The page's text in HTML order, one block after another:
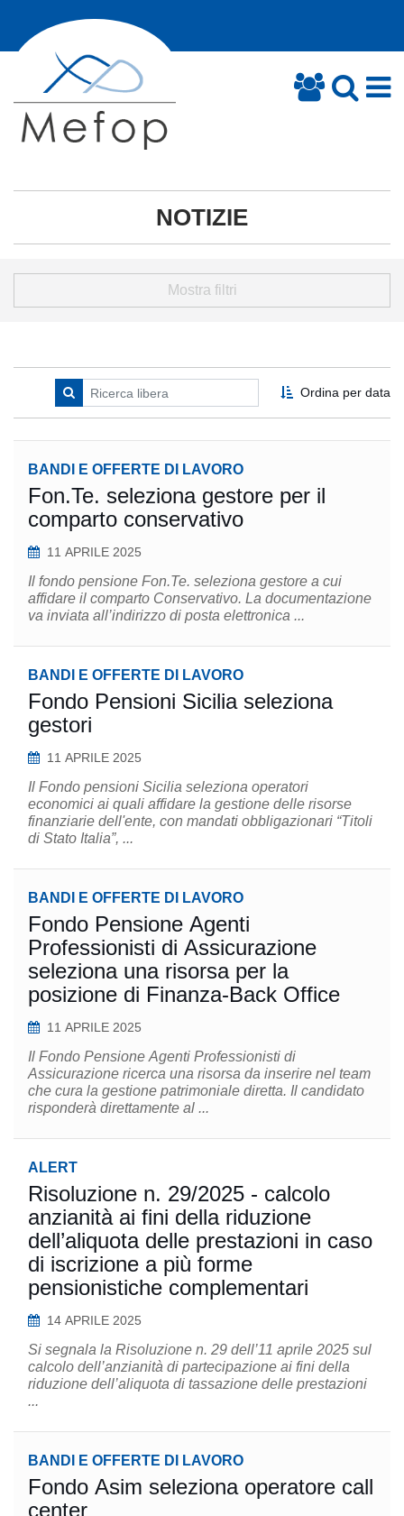
NOTIZIE
Mostra filtri
Ordina per data
BANDI E OFFERTE DI LAVORO
Fon.Te. seleziona gestore per il
comparto conservativo
11 APRILE 2025
Il fondo pensione Fon.Te. seleziona gestore a cui
affidare il comparto Conservativo. La documentazione
va inviata all’indirizzo di posta elettronica ...
BANDI E OFFERTE DI LAVORO
Fondo Pensioni Sicilia seleziona
gestori
11 APRILE 2025
Il Fondo pensioni Sicilia seleziona operatori
economici ai quali affidare la gestione delle risorse
finanziarie dell'ente, con mandati obbligazionari “Titoli
di Stato Italia”, ...
BANDI E OFFERTE DI LAVORO
Fondo Pensione Agenti
Professionisti di Assicurazione
seleziona una risorsa per la
posizione di Finanza-Back Office
11 APRILE 2025
Il Fondo Pensione Agenti Professionisti di
Assicurazione ricerca una risorsa da inserire nel team
che cura la gestione patrimoniale diretta. Il candidato
risponderà direttamente al ...
ALERT
Risoluzione n. 29/2025 - calcolo
anzianità ai fini della riduzione
dell’aliquota delle prestazioni in caso
di iscrizione a più forme
pensionistiche complementari
14 APRILE 2025
Si segnala la Risoluzione n. 29 dell’11 aprile 2025 sul
calcolo dell’anzianità di partecipazione ai fini della
riduzione dell’aliquota di tassazione delle prestazioni
...
BANDI E OFFERTE DI LAVORO
Fondo Asim seleziona operatore call
center